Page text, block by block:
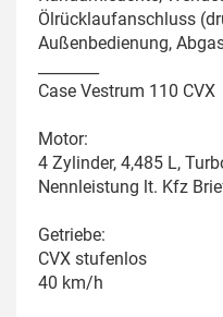
Ölrücklaufanschluss
Außenbedienung,
Case Vestrum 110 CVX
Motor:
4 Zylinder, 4,485 L,
Nennleistung lt. Kfz
Getriebe:
CVX stufenlos
40 km/h